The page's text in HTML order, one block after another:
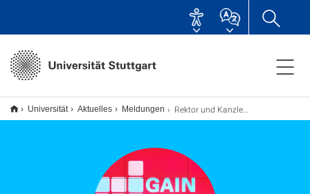
Universität Aktuelles Meldungen Rektor und Kanzlerin auf GAIN-Netzwerkveranstaltung